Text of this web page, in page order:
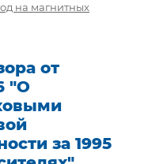
на магнитных
от
"О
за 1995